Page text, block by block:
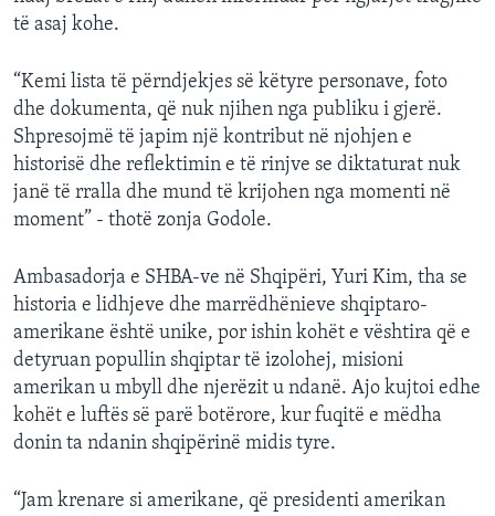
të asaj kohe.
“Kemi lista të përndjekjes së këtyre personave, foto
dhe dokumenta, që nuk njihen nga publiku i gjerë.
Shpresojmë të japim një kontribut në njohjen e
historisë dhe reflektimin e të rinjve se diktaturat nuk
janë të rralla dhe mund të krijohen nga momenti në
moment” - thotë zonja Godole.
Ambasadorja e SHBA-ve në Shqipëri, Yuri Kim, tha se
historia e lidhjeve dhe marrëdhënieve shqiptaro-
amerikane është unike, por ishin kohët e vështira që e
detyruan popullin shqiptar të izolohej, misioni
amerikan u mbyll dhe njerëzit u ndanë. Ajo kujtoi edhe
kohët e luftës së parë botërore, kur fuqitë e mëdha
donin ta ndanin shqipërinë midis tyre.
“Jam krenare si amerikane, që presidenti amerikan